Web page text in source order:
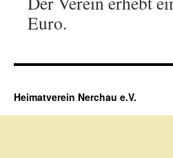
Euro.
Heimatverein Nerchau e.V.